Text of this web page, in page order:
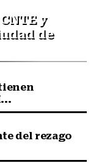
y
de
del rezago